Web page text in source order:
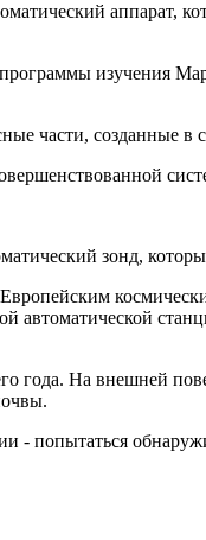
аппарат,
изучения
части, созданные
зонд,
На внешней
- попытаться